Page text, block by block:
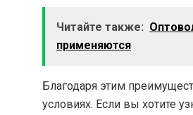
Читайте также:
применяются
Благодаря этим
условиях. Если вы хотите